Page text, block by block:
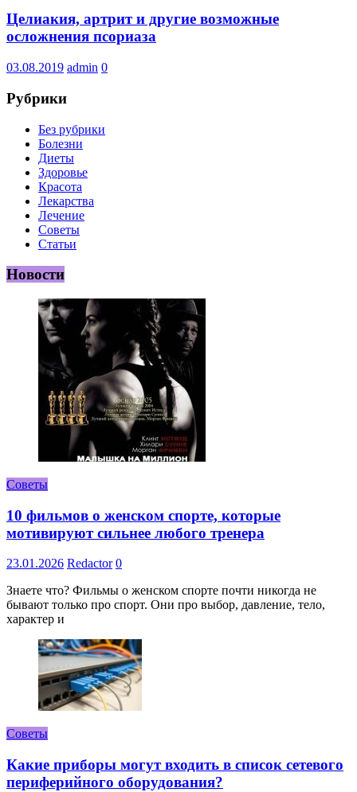
Целиакия, артрит и другие возможные
осложнения псориаза
03.08.2019 admin 0
Рубрики
Без рубрики
Болезни
Диеты
Здоровье
Красота
Лекарства
Лечение
Советы
Статьи
Новости
Советы
10 фильмов о женском спорте, которые
мотивируют сильнее любого тренера
23.01.2026 Redactor 0
Знаете что? Фильмы о женском спорте почти никогда не
бывают только про спорт. Они про выбор, давление, тело,
характер и
Советы
Какие приборы могут входить в список сетевого
периферийного оборудования?